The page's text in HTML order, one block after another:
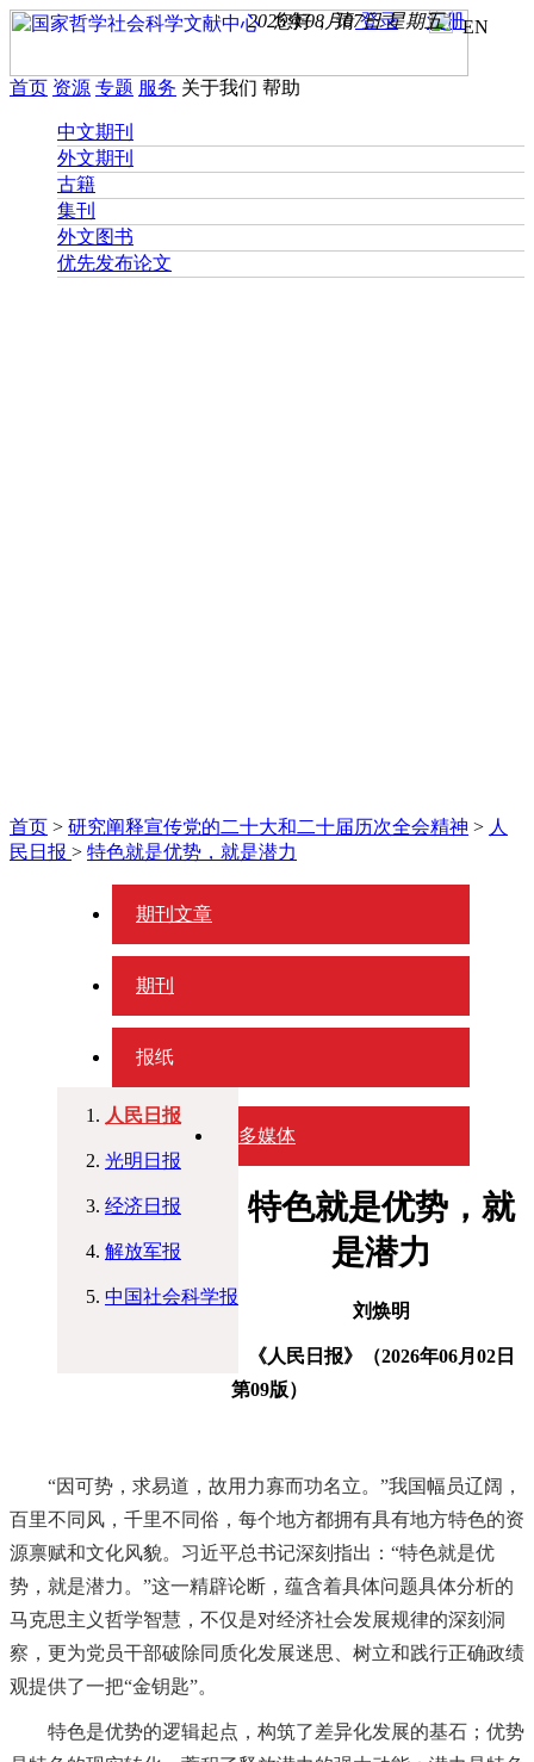
您好， 请登录 注册EN
2026年08月07日 星期五
首页 资源 专题 服务 关于我们 帮助
中文期刊
外文期刊
古籍
集刊
外文图书
优先发布论文
首页 > 研究阐释宣传党的二十大和二十届历次全会精神 > 人
民日报 > 特色就是优势，就是潜力
期刊文章
期刊
报纸
人民日报
光明日报
经济日报
解放军报
中国社会科学报
多媒体
特色就是优势，就
是潜力
刘焕明
《人民日报》（2026年06月02日
第09版）
“因可势，求易道，故用力寡而功名立。”我国幅员辽阔，
百里不同风，千里不同俗，每个地方都拥有具有地方特色的资
源禀赋和文化风貌。习近平总书记深刻指出：“特色就是优
势，就是潜力。”这一精辟论断，蕴含着具体问题具体分析的
马克思主义哲学智慧，不仅是对经济社会发展规律的深刻洞
察，更为党员干部破除同质化发展迷思、树立和践行正确政绩
观提供了一把“金钥匙”。
特色是优势的逻辑起点，构筑了差异化发展的基石；优势